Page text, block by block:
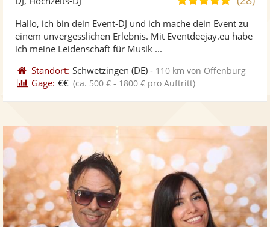
Fotos
5
Hallo, ich bin dein Event-DJ und ich mache dein Event zu
einem unvergesslichen Erlebnis. Mit Eventdeejay.eu habe
ich meine Leidenschaft für Musik ...
Standort: Schwetzingen (DE) - 110 km von Offenburg
Gage: €€ (ca. 500 € - 1800 € pro Auftritt)